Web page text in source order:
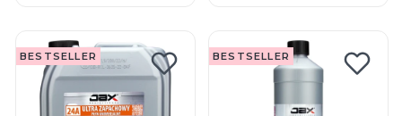
BESTSELLER BESTSELLER